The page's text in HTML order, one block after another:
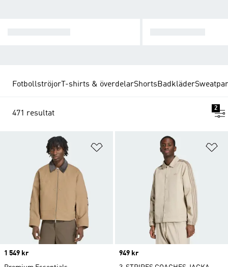
FotbollströjorT-shirts & överdelarShortsBadkläder
471 resultat
2
Lägg till på önskelistan
Price
1 549 kr
Price
949 kr